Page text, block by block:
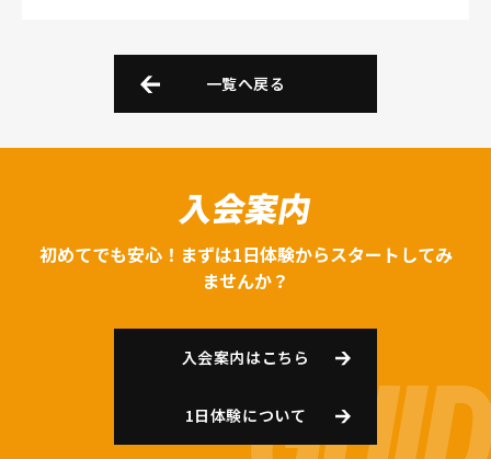
一覧へ戻る
入会案内
初めてでも安心！まずは1日体験からスタートしてみ
ませんか？
入会案内はこちら
1日体験について